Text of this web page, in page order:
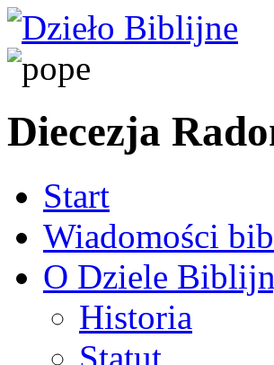
Diecezja
Start
Wiadomości
O Dziele
Historia
Statut